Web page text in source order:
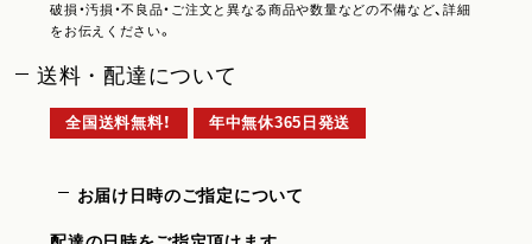
破損・汚損・不良品・ご注文と異なる商品や数量などの不備など、詳細
をお伝えください。
送料・配達について
全国送料無料！ 年中無休365日発送
お届け日時のご指定について